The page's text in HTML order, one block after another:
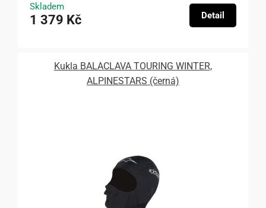
Skladem
1 379 Kč Detail
Kukla BALACLAVA TOURING WINTER,
ALPINESTARS (černá)